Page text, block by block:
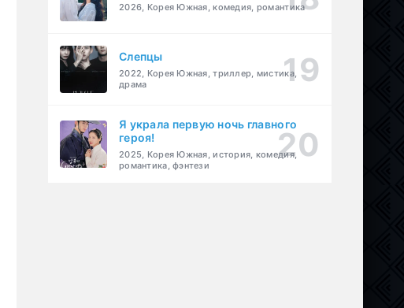
2026, Корея Южная, комедия, романтика
Слепцы
2022, Корея Южная, триллер, мистика,
драма
Я украла первую ночь главного
героя!
2025, Корея Южная, история, комедия,
романтика, фэнтези